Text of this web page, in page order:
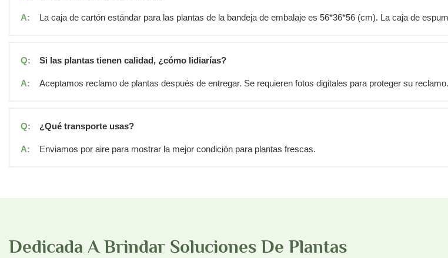
A: La caja de cartón estándar para las plantas de la bandeja de embalaje es 56*36*56 (cm). La caja de
Q: Si las plantas tienen calidad, ¿cómo lidiarías?
A: Aceptamos reclamo de plantas después de entregar. Se requieren fotos digitales para proteger su reclamo.
Q: ¿Qué transporte usas?
A: Enviamos por aire para mostrar la mejor condición para plantas frescas.
Dedicada A Brindar Soluciones De Plantas